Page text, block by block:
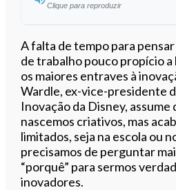
Clique para reproduzir
Ouvir este
A falta de tempo para
de trabalho pouco propício a
os maiores entraves à
Wardle, ex-vice-presidente
Inovação da Disney, assume
nascemos criativos, mas
limitados, seja na escola ou
precisamos de perguntar
“porquê” para sermos
inovadores.